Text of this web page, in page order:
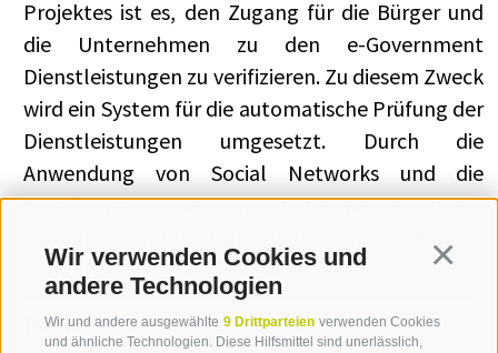
Wir verwenden Cookies und
andere Technologien
Wir und andere ausgewählte 9 Drittparteien verwenden Cookies
und ähnliche Technologien. Diese Hilfsmittel sind unerlässlich,
Projektes ist es, den Zugang für die Bürger und
die Unternehmen zu den e-Government
Dienstleistungen zu verifizieren. Zu diesem Zweck
wird ein System für die automatische Prüfung der
Dienstleistungen umgesetzt. Durch die
Anwendung von Social Networks und die
Schaffung von User Communities werden zudem
aktiv involviert.
Partner